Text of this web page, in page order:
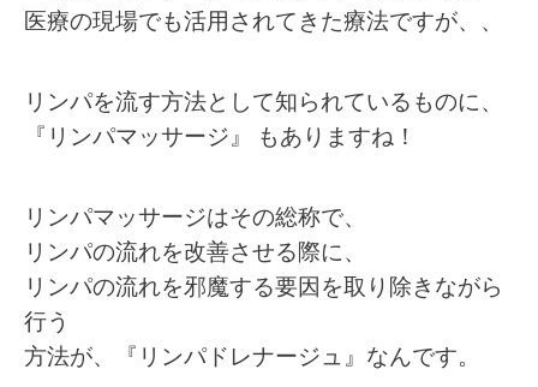
医療の現場でも活用されてきた療法ですが、、
リンパを流す方法として知られているものに、
『リンパマッサージ』 もありますね！
リンパマッサージはその総称で、
リンパの流れを改善させる際に、
リンパの流れを邪魔する要因を取り除きながら
行う
方法が、『リンパドレナージュ』なんです。